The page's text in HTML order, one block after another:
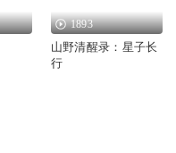
1893
山野清醒录：星子长
行